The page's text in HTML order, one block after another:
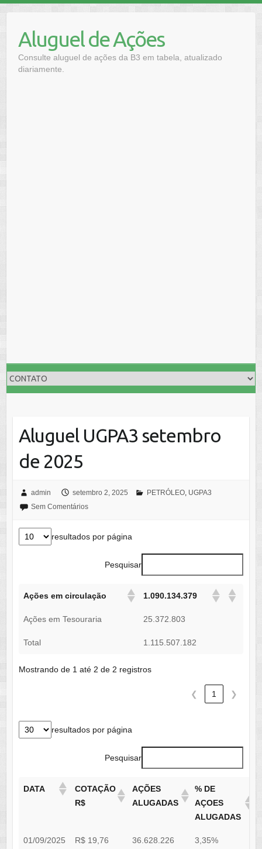
contentAluguel de Ações
Consulte aluguel de ações da B3 em tabela, atualizado
diariamente.
Aluguel UGPA3 setembro
de 2025
admin setembro 2, 2025 PETRÓLEO, UGPA3
Sem Comentários
resultados por página
Pesquisar
Ações em circulação 1.090.134.379
Ações em Tesouraria 25.372.803
Total 1.115.507.182
Mostrando de 1 até 2 de 2 registros
❮ 1 ❯
resultados por página
Pesquisar
DATA
COTAÇÃO
R$
AÇÕES
ALUGADAS
% DE
AÇOES
ALUGADAS
01/09/2025 R$ 19,76 36.628.226 3,35%